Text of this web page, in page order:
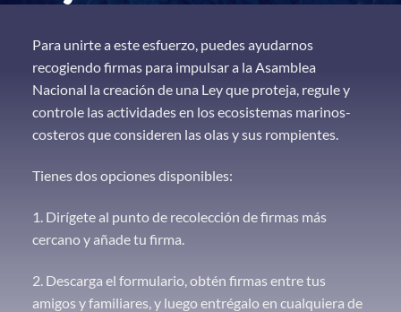
Para unirte a este esfuerzo, puedes ayudarnos
recogiendo firmas para impulsar a la Asamblea
Nacional la creación de una Ley que proteja, regule y
controle las actividades en los ecosistemas marinos-
costeros que consideren las olas y sus rompientes.
Tienes dos opciones disponibles:
1. Dirígete al punto de recolección de firmas más
cercano y añade tu firma.
2. Descarga el formulario, obtén firmas entre tus
amigos y familiares, y luego entrégalo en cualquiera de